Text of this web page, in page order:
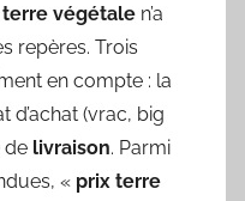
végétale n’a
repères. Trois
en compte : la
d’achat (vrac, big
de livraison. Parmi
« prix terre